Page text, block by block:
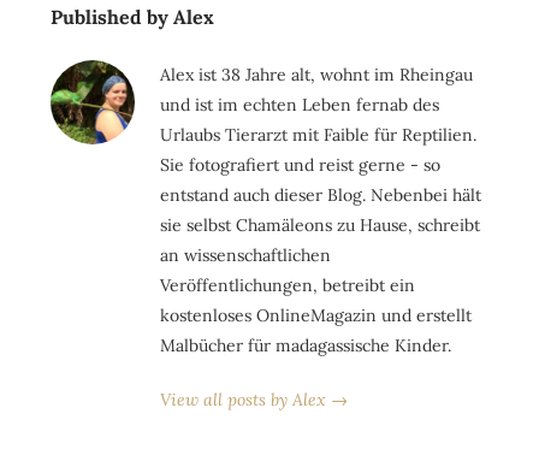
Published by Alex
Alex ist 38 Jahre alt, wohnt im Rheingau
und ist im echten Leben fernab des
Urlaubs Tierarzt mit Faible für Reptilien.
Sie fotografiert und reist gerne - so
entstand auch dieser Blog. Nebenbei hält
sie selbst Chamäleons zu Hause, schreibt
an wissenschaftlichen
Veröffentlichungen, betreibt ein
kostenloses OnlineMagazin und erstellt
Malbücher für madagassische Kinder.
View all posts by Alex →